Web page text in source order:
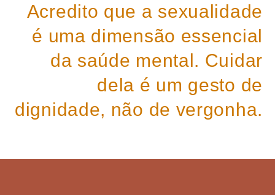
Acredito que a sexualidade
é uma dimensão essencial
da saúde mental. Cuidar
dela é um gesto de
dignidade, não de vergonha.